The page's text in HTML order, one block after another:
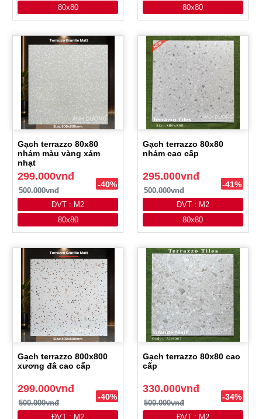
80x80
80x80
Gạch terrazzo 80x80
nhám màu vàng xám
nhạt
299.000vnđ
500.000vnđ
-40%
ĐVT : M2
80x80
Gạch terrazzo 80x80
nhám cao cấp
295.000vnđ
500.000vnđ
-41%
ĐVT : M2
80x80
Gạch terrazzo 800x800
xương đâ cao cấp
299.000vnđ
500.000vnđ
-40%
ĐVT : M2
Gạch terrazzo 80x80 cao
cấp
330.000vnđ
500.000vnđ
-34%
ĐVT : M2